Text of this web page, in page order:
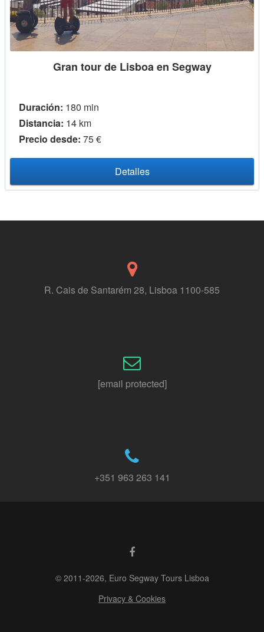
Gran tour de Lisboa en Segway
Duración: 180 min
Distancia: 14 km
Precio desde: 75 €
Detalles
R. Cais de Santarém 28, Lisboa 1100-585
[email protected]
+351 963 263 141
© 2011-2026, Euro Segway Tours Lisboa
Privacy & Cookies